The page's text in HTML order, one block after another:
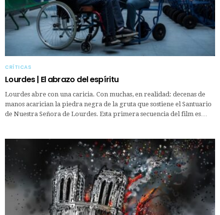
CRÍTICAS
Lourdes | El abrazo del espíritu
Lourdes abre con una caricia. Con muchas, en realidad: decenas de
manos acarician la piedra negra de la gruta que sostiene el Santuario
de Nuestra Señora de Lourdes. Esta primera secuencia del film es…